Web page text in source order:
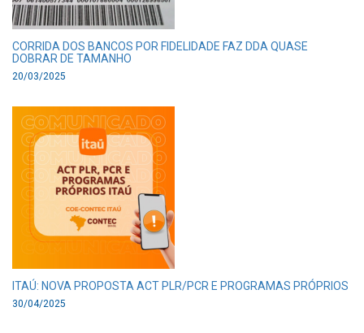
CORRIDA DOS BANCOS POR FIDELIDADE FAZ DDA QUASE
DOBRAR DE TAMANHO
20/03/2025
ITAÚ: NOVA PROPOSTA ACT PLR/PCR E PROGRAMAS PRÓPRIOS
30/04/2025